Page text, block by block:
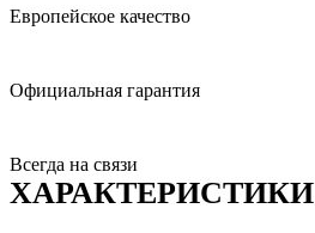
Европейское качество
Официальная гарантия
Всегда на связи
ХАРАКТЕРИСТИКИ